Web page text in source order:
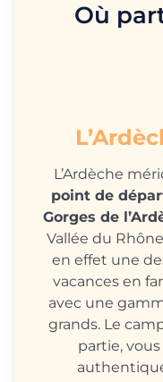
Où
L’Ardèche
point de
Gorges de
Vallée du
en effet une
vacances en
avec une
grands. Le
partie,